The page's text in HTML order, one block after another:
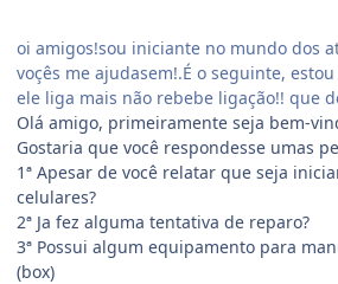
oi amigos!sou iniciante no mundo dos
voçês me ajudasem!.É o seguinte,
ele liga mais não rebebe ligação!! que
Olá amigo, primeiramente seja bem-
Gostaria que você respondesse umas
1ª Apesar de você relatar que seja
celulares?
2ª Ja fez alguma tentativa de reparo?
3ª Possui algum equipamento para
(box)